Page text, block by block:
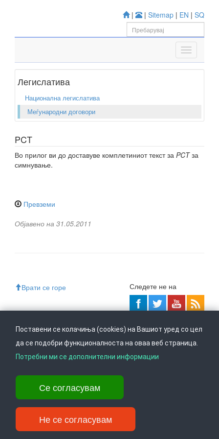
| | Sitemap | EN | SQ
Легислатива
Национална легислатива
Меѓународни договори
PCT
Во прилог ви до доставуве комплетиниот текст за PCTза
симнување.
Превземи
Објавено на 31.05.2011
Врати се горе Следете не на
Ул. Даме Груев 14, Катна гаража Беко на 1-виот кат, 1000 Скопје,
Тел: +389 2 3103 601 (641), Факс: +389 2 3137 149 |
Поставени се колачиња (cookies) на Вашиот уред со цел
да се подобри функционалноста на оваа веб страница.
Потребни ми се дополнителни информации
Се согласувам
Не се согласувам